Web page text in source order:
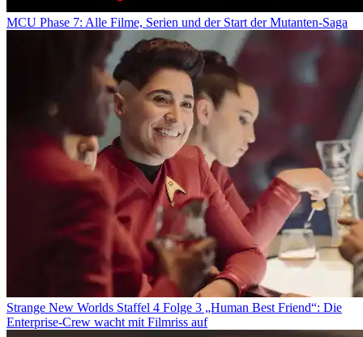
MCU Phase 7: Alle Filme, Serien und der Start der Mutanten-Saga
Strange New Worlds Staffel 4 Folge 3 „Human Best Friend“: Die
Enterprise-Crew wacht mit Filmriss auf